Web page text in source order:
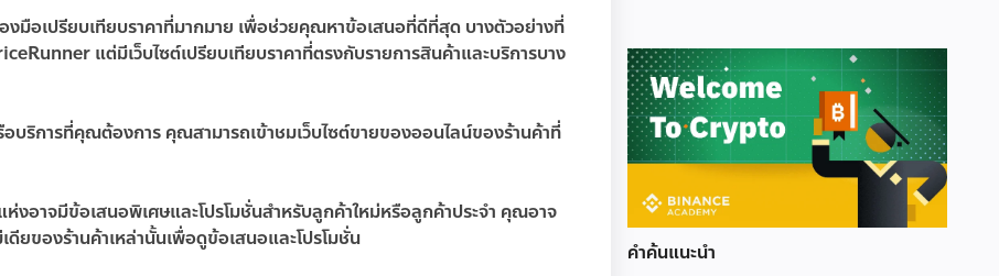
องมือเปรียบเทียบราคาที่มากมาย เพื่อช่วยคุณหาข้อเสนอที่ดีที่สุด บางตัวอย่างที่
แต่มีเว็บไซต์เปรียบเทียบราคาที่ตรงกับรายการสินค้าและบริการบาง
บริการที่คุณต้องการ คุณสามารถเข้าชมเว็บไซต์ขายของออนไลน์ของร้านค้าที่
ห่งอาจมีข้อเสนอพิเศษและโปรโมชั่นสำหรับลูกค้าใหม่หรือลูกค้าประจำ คุณอาจ
ยของร้านค้าเหล่านั้นเพื่อดูข้อเสนอและโปรโมชั่น
คำค้นแนะนำ